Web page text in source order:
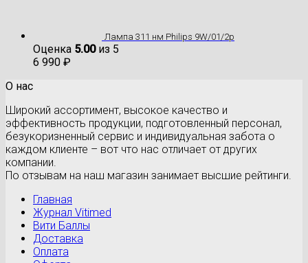
Лампа 311 нм Philips 9W/01/2p
Оценка 5.00из 5
6 990 ₽
О нас
Широкий ассортимент, высокое качество и
эффективность продукции, подготовленный персонал,
безукоризненный сервис и индивидуальная забота о
каждом клиенте – вот что нас отличает от других
компании.
По отзывам на наш магазин занимает высшие рейтинги.
Главная
Журнал Vitimed
Вити Баллы
Доставка
Оплата